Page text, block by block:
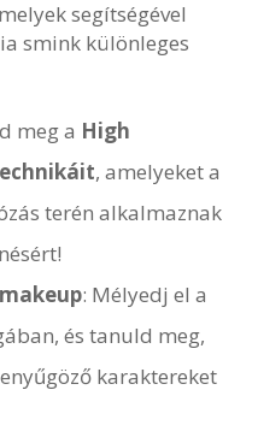
segítségével
smink különleges
meg a High
, amelyeket a
terén alkalmaznak
: Mélyedj el a
és tanuld meg,
karaktereket